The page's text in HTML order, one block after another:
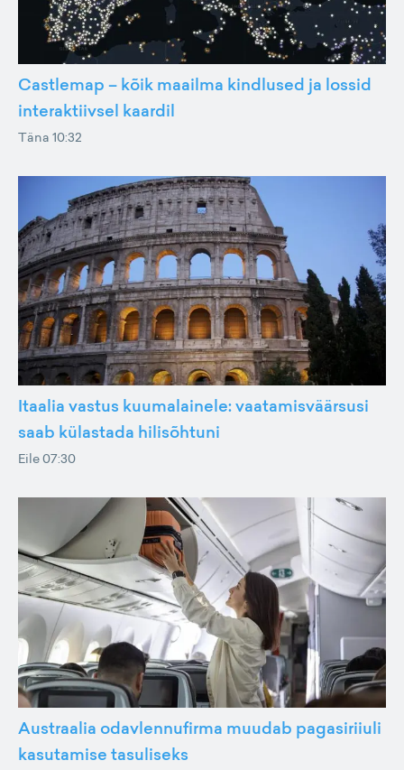
Castlemap – kõik maailma kindlused ja lossid
interaktiivsel kaardil
Täna 10:32
Itaalia vastus kuumalainele: vaatamisväärsusi
saab külastada hilisõhtuni
Eile 07:30
Austraalia odavlennufirma muudab pagasiriiuli
kasutamise tasuliseks